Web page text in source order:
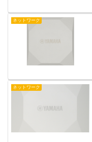
ネットワーク
ネットワーク